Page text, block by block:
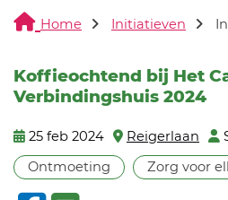
Home Initiatieven
Koffieochtend bij Het
Verbindingshuis 2024
25 feb 2024 Reigerlaan
Ontmoeting
Zorg voor